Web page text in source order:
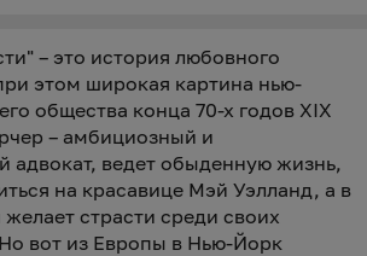
– это история любовного
этом широкая картина нью-
общества конца 70-х годов XIX
– амбициозный и
адвокат, ведет обыденную жизнь,
на красавице Мэй Уэлланд, а в
страсти среди своих
вот из Европы в Нью-Йорк